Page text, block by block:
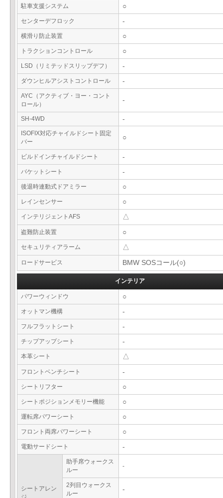
駐車支援システム ○
センターデフロック -
横滑り防止装置 ○
トラクションコントロール ○
LSD（リミテッドスリップデフ） -
ダウンヒルアシストコントロール -
AYC（アクティブ・ヨー・コント
ロール）
-
SH-4WD -
ISOFIX対応チャイルドシート固定
バー
○
ビルドインチャイルドシート -
バケットシート -
後退時連動式ドアミラー ○
レインセンサー ○
インテリジェントAFS △
盗難防止装置 ○
セキュリティアラーム △
ロードサービス BMW SOSコール(○)
インテリア
パワーウィンドウ ○
オットマン機構 -
フルフラットシート -
チップアップシート -
本革シート △
フロントベンチシート -
シートリフター ○
シートポジションメモリー機能 ○
運転席パワーシート ○
フロント両席パワーシート ○
電動サードシート -
シートアレン
助手席ウォークス
ルー
-
2列目ウォークス
ルー
-